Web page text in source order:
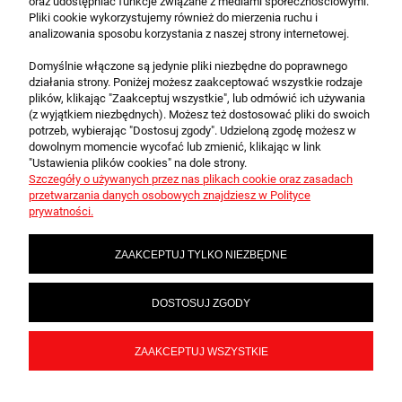
anime. Już teraz wzbogać swoją kolekcję o
propozycje zgromadzone w tej kategorii
naszego sklepu!
O FIRMIE
OBSŁUGA KLIENTA
Pliki cookie wykorzystujemy również do mierzenia ruchu i
analizowania sposobu korzystania z naszej strony internetowej.
Domyślnie włączone są jedynie pliki niezbędne do poprawnego
działania strony. Poniżej możesz zaakceptować wszystkie rodzaje
plików, klikając "Zaakceptuj wszystkie", lub odmówić ich używania
(z wyjątkiem niezbędnych). Możesz też dostosować pliki do swoich
potrzeb, wybierając "Dostosuj zgody". Udzieloną zgodę możesz w
dowolnym momencie wycofać lub zmienić, klikając w link
"Ustawienia plików cookies" na dole strony.
Szczegóły o używanych przez nas plikach cookie oraz zasadach
przetwarzania danych osobowych znajdziesz w Polityce
prywatności.
ZAAKCEPTUJ TYLKO NIEZBĘDNE
DOSTOSUJ ZGODY
ZAAKCEPTUJ WSZYSTKIE